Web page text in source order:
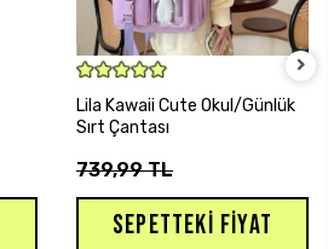
Lila Kawaii Cute Okul/Günlük
Sırt Çantası
739,99 TL
SEPETTEKI FIYAT